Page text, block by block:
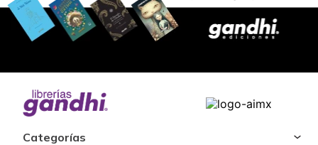
Categorías